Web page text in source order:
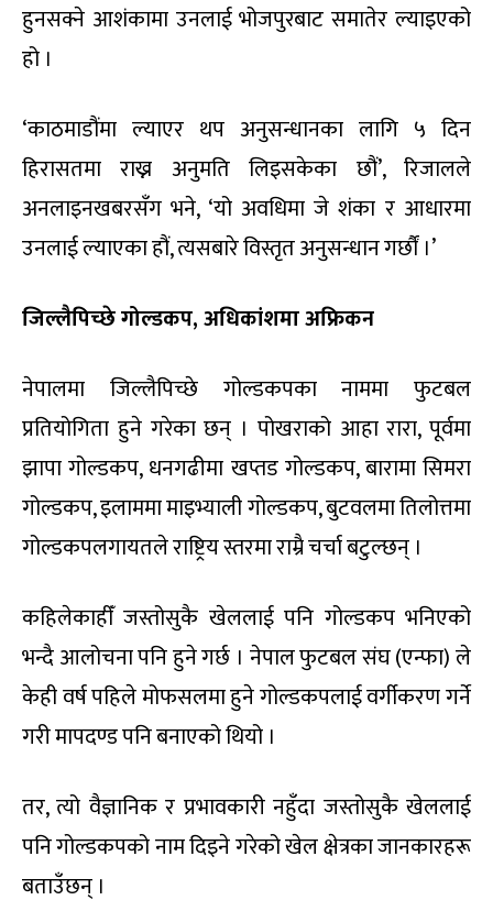
हुनसक्ने आशंकामा उनलाई भोजपुरबाट समातेर ल्याइएको
हो ।
‘काठमाडौंमा ल्याएर थप अनुसन्धानका लागि ५ दिन
हिरासतमा राख्न अनुमति लिइसकेका छौं’, रिजालले
अनलाइनखबरसँग भने, ‘यो अवधिमा जे शंका र आधारमा
उनलाई ल्याएका हौं, त्यसबारे विस्तृत अनुसन्धान गर्छौं ।’
जिल्लैपिच्छे गोल्डकप, अधिकांशमा अफ्रिकन
नेपालमा जिल्लैपिच्छे गोल्डकपका नाममा फुटबल
प्रतियोगिता हुने गरेका छन् । पोखराको आहा रारा, पूर्वमा
झापा गोल्डकप, धनगढीमा खप्तड गोल्डकप, बारामा सिमरा
गोल्डकप, इलाममा माइभ्याली गोल्डकप, बुटवलमा तिलोत्तमा
गोल्डकपलगायतले राष्ट्रिय स्तरमा राम्रै चर्चा बटुल्छन् ।
कहिलेकाहीँ जस्तोसुकै खेललाई पनि गोल्डकप भनिएको
भन्दै आलोचना पनि हुने गर्छ । नेपाल फुटबल संघ (एन्फा) ले
केही वर्ष पहिले मोफसलमा हुने गोल्डकपलाई वर्गीकरण गर्ने
गरी मापदण्ड पनि बनाएको थियो ।
तर, त्यो वैज्ञानिक र प्रभावकारी नहुँदा जस्तोसुकै खेललाई
पनि गोल्डकपको नाम दिइने गरेको खेल क्षेत्रका जानकारहरू
बताउँछन् ।